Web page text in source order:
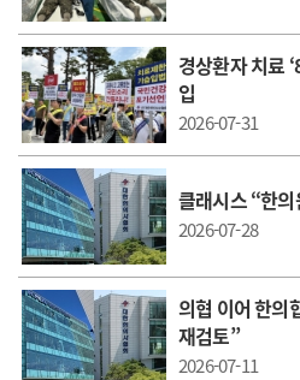
경상환자 치료
입
2026-07-31
클래시스 “한의
2026-07-28
의협 이어 한의
재검토”
2026-07-11